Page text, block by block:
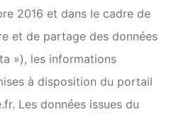
2016 et dans le cadre de
et de partage des données
»), les informations
à disposition du portail
Les données issues du